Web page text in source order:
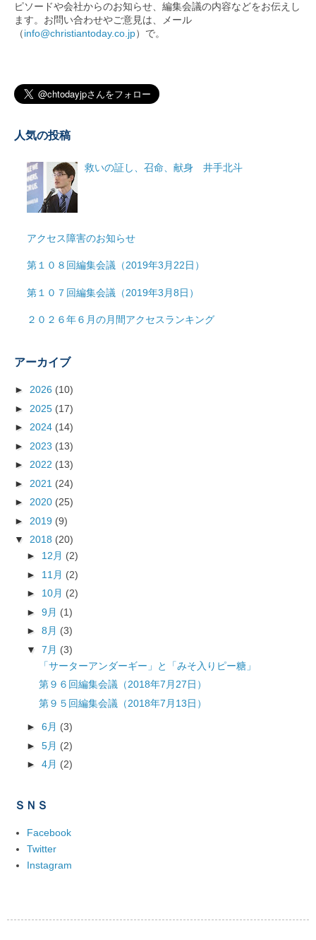
ピソードや会社からのお知らせ、編集会議の内容などをお伝えし
ます。お問い合わせやご意見は、メール
（info@christiantoday.co.jp）で。
人気の投稿
救いの証し、召命、献身 井手北斗
アクセス障害のお知らせ
第１０８回編集会議（2019年3月22日）
第１０７回編集会議（2019年3月8日）
２０２６年６月の月間アクセスランキング
アーカイブ
► 2026 (10)
► 2025 (17)
► 2024 (14)
► 2023 (13)
► 2022 (13)
► 2021 (24)
► 2020 (25)
► 2019 (9)
▼ 2018 (20)
► 12月 (2)
► 11月 (2)
► 10月 (2)
► 9月 (1)
► 8月 (3)
▼ 7月 (3)
「サーターアンダーギー」と「みそ入りピー糖」
第９６回編集会議（2018年7月27日）
第９５回編集会議（2018年7月13日）
► 6月 (3)
► 5月 (2)
► 4月 (2)
ＳＮＳ
Facebook
Twitter
Instagram